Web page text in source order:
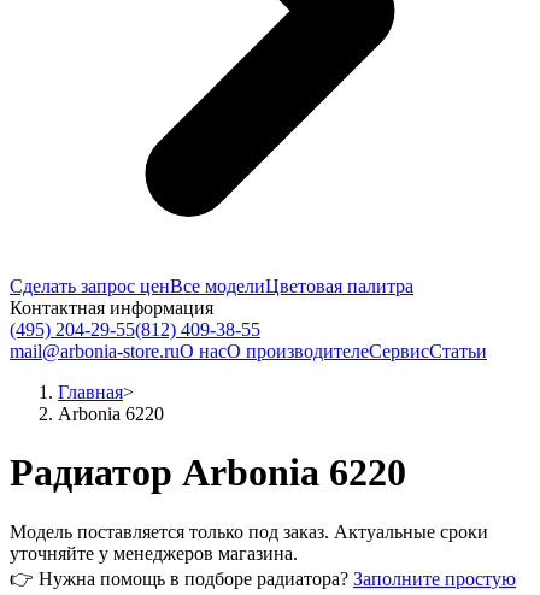
Сделать запрос ценВсе моделиЦветовая палитра
Контактная информация
(495) 204-29-55(812) 409-38-55
mail@arbonia-store.ruО насО производителеСервисСтатьи
Главная>
Arbonia 6220
Радиатор Arbonia 6220
Модель поставляется только под заказ. Актуальные сроки
уточняйте у менеджеров магазина.
👉 Нужна помощь в подборе радиатора? Заполните простую